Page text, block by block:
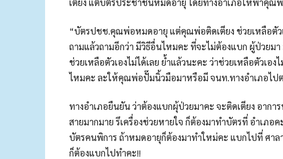
“บัตรปชช.คุณพ่อหมดอายุ แต่คุณพ่อติดเตียง ช่วยเหลือตัว
ถามแล้วถามอีกว่า มีวิธีอื่นไหมคะ ที่จะไม่ต้องแบก ผู้ป่วยม
ช่วยเหลือตัวเองไม่ได้เลย ย้ำแล้วนะคะ ว่าช่วยเหลือตัวเอง
ไหมคะ ละให้คุณพ่อปั๊มนิ้วมือมาหรือมี จนท.ทางอำเภอไป
ทางอำเภอยืนยัน ว่าต้องแบกผุ้ป่วยมาคะ จะติดเตียง อากา
สายมากมาย รึเครื่องช่วยหายใจ ก็ต้องมาทำบัตรที่ อำเภอ
บัตรคนพิการ ถ้าหมดอายุก็ต้องมาทำใหม่คะ แบกไปที่ ศา
ก็ต้องแบกไปทำคะ!!